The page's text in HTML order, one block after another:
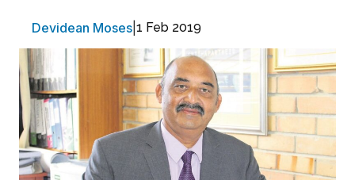
Devidean Moses 1 Feb 2019